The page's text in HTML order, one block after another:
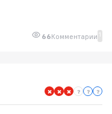
66Комментарии 1